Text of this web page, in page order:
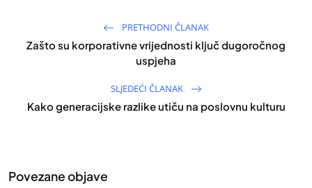
PRETHODNI ČLANAK
Zašto su korporativne vrijednosti ključ dugoročnog
uspjeha
SLJEDEĆI ČLANAK
Kako generacijske razlike utiču na poslovnu kulturu
Povezane objave